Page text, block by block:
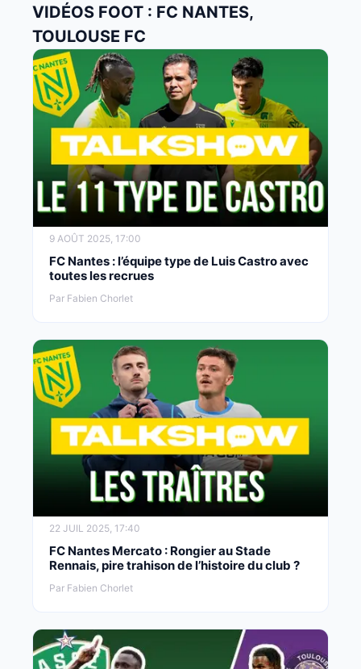
VIDÉOS FOOT : FC NANTES,
TOULOUSE FC
9 AOÛT 2025, 17:00
FC Nantes : l’équipe type de Luis Castro avec
toutes les recrues
Par Fabien Chorlet
22 JUIL 2025, 17:40
FC Nantes Mercato : Rongier au Stade
Rennais, pire trahison de l’histoire du club ?
Par Fabien Chorlet